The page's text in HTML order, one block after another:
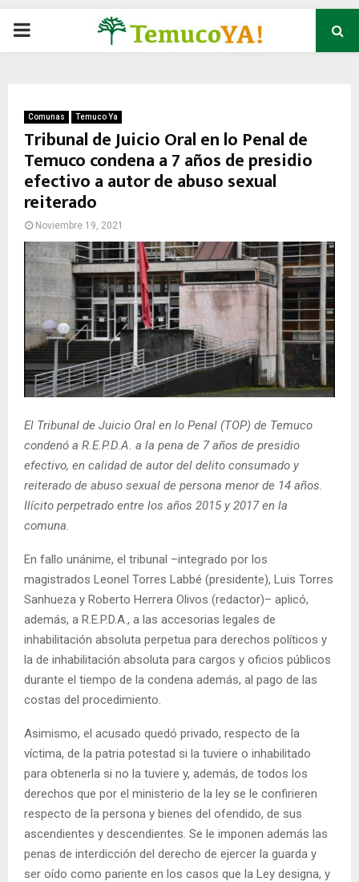
P
M
A
R
M
N
U
Comunas Temuco Ya
Tribunal de Juicio Oral en lo Penal de
Temuco condena a 7 años de presidio
efectivo a autor de abuso sexual
reiterado
Noviembre 19, 2021
El Tribunal de Juicio Oral en lo Penal (TOP) de Temuco
condenó a R.E.P.D.A. a la pena de 7 años de presidio
efectivo, en calidad de autor del delito consumado y
reiterado de abuso sexual de persona menor de 14 años.
Ilícito perpetrado entre los años 2015 y 2017 en la
comuna.
En fallo unánime, el tribunal –integrado por los
magistrados Leonel Torres Labbé (presidente), Luis Torres
Sanhueza y Roberto Herrera Olivos (redactor)– aplicó,
además, a R.E.P.D.A., a las accesorias legales de
inhabilitación absoluta perpetua para derechos políticos y
la de inhabilitación absoluta para cargos y oficios públicos
durante el tiempo de la condena además, al pago de las
costas del procedimiento.
Asimismo, el acusado quedó privado, respecto de la
víctima, de la patria potestad si la tuviere o inhabilitado
para obtenerla si no la tuviere y, además, de todos los
derechos que por el ministerio de la ley se le confirieren
respecto de la persona y bienes del ofendido, de sus
ascendientes y descendientes. Se le imponen además las
penas de interdicción del derecho de ejercer la guarda y
ser oído como pariente en los casos que la Ley designa, y